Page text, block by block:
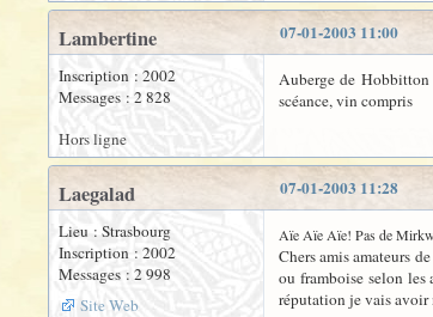
07-01-2003 11:00
Lambertine
Inscription : 2002
Messages : 2 828
Auberge de
scéance, vin compris
Hors ligne
07-01-2003 11:28
Laegalad
Lieu : Strasbourg
Inscription : 2002
Messages : 2 998
Site Web
Aïe Aïe Aïe! Pas de
Chers amis amateurs
ou framboise selon
réputation je vais avoir